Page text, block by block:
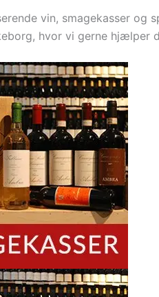
vin, smagekasser og
hvor vi gerne hjælper